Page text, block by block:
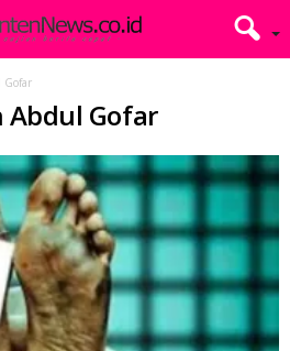
Gofar
Abdul Gofar